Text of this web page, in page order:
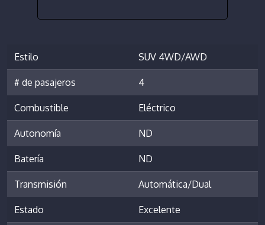
Estilo SUV 4WD/AWD
# de pasajeros 4
Combustible Eléctrico
Autonomía ND
Batería ND
Transmisión Automática/Dual
Estado Excelente